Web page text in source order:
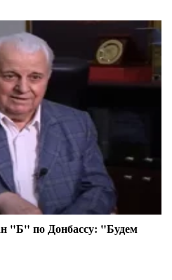
"Б" по Донбассу: "Будем